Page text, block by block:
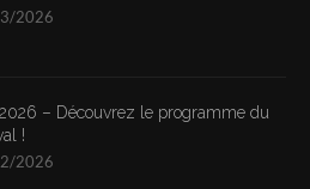
2026
– Découvrez le programme du
!
2026